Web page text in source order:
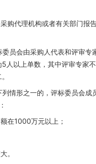
购代理机构或者有关部门报
员会由采购人代表和评审专
人以上单数，其中评审专家
情形之一的，评标委员会成
在1000万元以上；
。